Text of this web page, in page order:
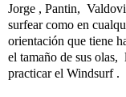
Jorge , Pantin,
surfear como en
orientación que tiene
el tamaño de sus olas,
practicarel Windsurf .